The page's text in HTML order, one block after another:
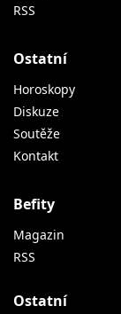
RSS
Ostatní
Horoskopy
Diskuze
Soutěže
Kontakt
Befity
Magazin
RSS
Ostatní